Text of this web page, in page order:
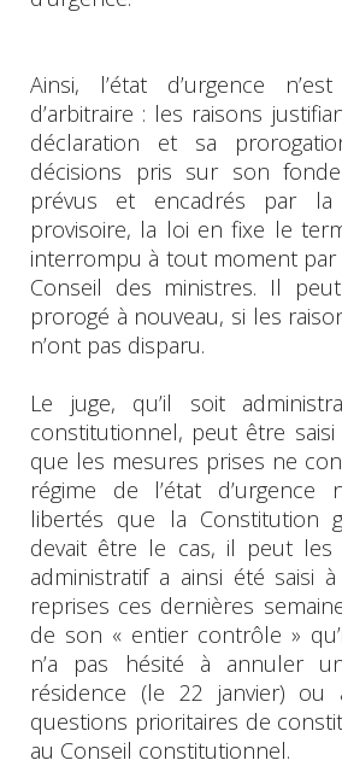
Ainsi, l’état d’urgence
d’arbitraire : les raisons
déclaration et sa
décisions pris sur son
prévus et encadrés par
provisoire, la loi en fixe le
interrompu à tout moment
Conseil des ministres. Il
prorogé à nouveau, si les
n’ont pas disparu.
Le juge, qu’il soit
constitutionnel, peut être saisi
que les mesures prises ne
régime de l’état
libertés que la Constitution
devait être le cas, il peut les
administratif a ainsi été saisi
reprises ces dernières
de son « entier contrôle »
n’a pas hésité à annuler
résidence (le 22 janvier) ou
questions prioritaires de
au Conseil constitutionnel.